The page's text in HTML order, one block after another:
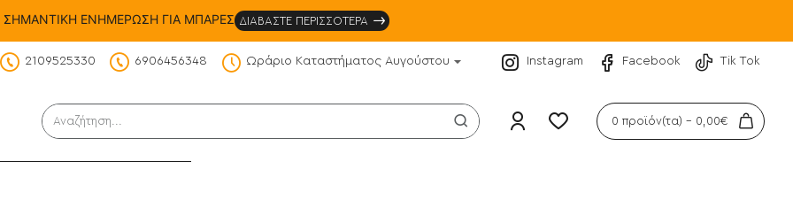
ΣΗΜΑΝΤΙΚΗ ΕΝΗΜΕΡΩΣΗ ΓΙΑ ΜΠΑΡΕΣ ΔΙΑΒΑΣΤΕ ΠΕΡΙΣΣΟΤΕΡΑ
2109525330 6906456348 Ωράριο Καταστήματος Αυγούστου Instagram Facebook Tik Tok
Αναζήτηση... 0 προϊόν(τα) - 0,00€